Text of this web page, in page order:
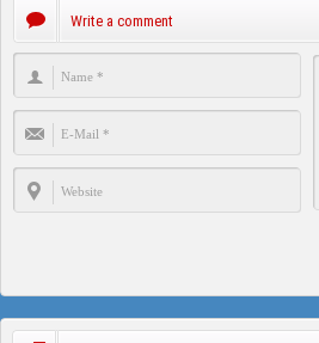
Write a comment